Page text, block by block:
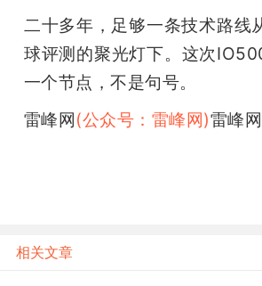
二十多年，足够一条技术路线
球评测的聚光灯下。这次
一个节点，不是句号。
雷峰网(公众号：雷峰网)雷峰网
相关文章